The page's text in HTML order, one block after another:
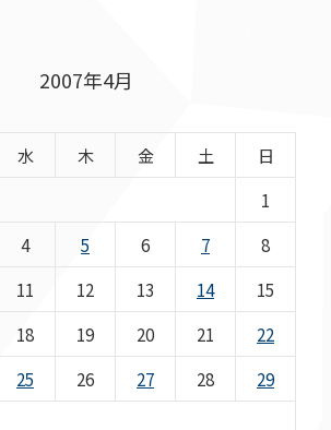
2007年4月
水 木 金 土
日
1
4 5 6 7
8
11 12 13 14
15
18 19 20 21
22
25 26 27 28
29